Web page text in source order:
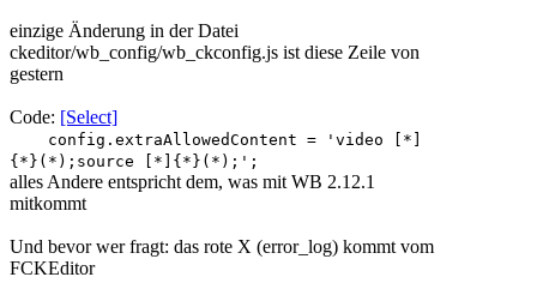
einzige Änderung in der Datei
ckeditor/wb_config/wb_ckconfig.js ist diese Zeile von
gestern
Code: [Select]
config.extraAllowedContent = 'video [*]
{*}(*);source [*]{*}(*);';
alles Andere entspricht dem, was mit WB 2.12.1
mitkommt
Und bevor wer fragt: das rote X (error_log) kommt vom
FCKEditor